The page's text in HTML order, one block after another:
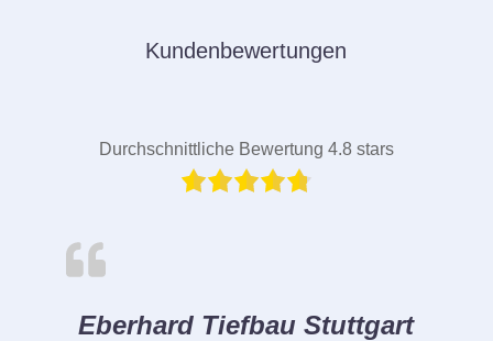
Kundenbewertungen
Durchschnittliche Bewertung 4.8 stars
Eberhard Tiefbau Stuttgart